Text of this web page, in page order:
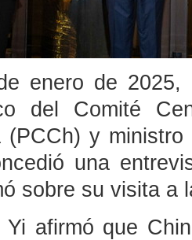
enero de 2025,
del Comité
(PCCh) y
una
sobre su visita a
Yi afirmó que